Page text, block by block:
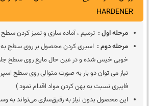
HARDENER
مرحله اول : ترمیم ، آماده سازی و تمیز کردن سطح
مرحله دوم : اسپری کردن محصول بر روی سطح
خوبی خیس شده و در عین حال مایع روی سطح
نیاز می توان دو بار به صورت متوالی روی سطح
فایبری نسبت به پهن کردن مواد اقدام نمود )
این محصول بدون نیاز به رقیق‌سازی می‌تواند به